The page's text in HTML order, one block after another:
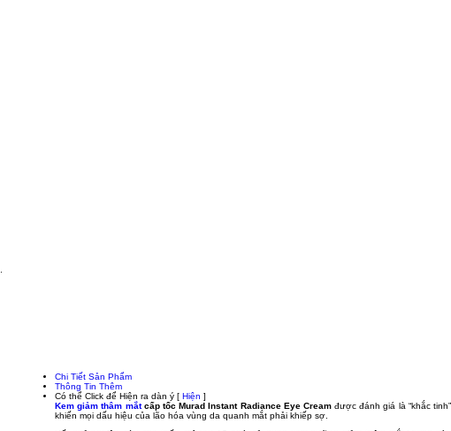
Chi Tiết Sản Phẩm
Thông Tin Thêm
Có thể Click để Hiện ra dàn ý [ Hiện ]
Kem giảm thâm mắtcấp tốc Murad Instant Radiance Eye Creamđược đánh giá là “khắc tinh”
khiến mọi dấu hiệu của lão hóa vùng da quanh mắt phải khiếp sợ.